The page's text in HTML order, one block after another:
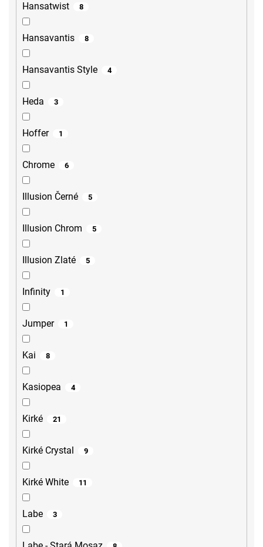
Hansatwist 8
Hansavantis 8
Hansavantis Style 4
Heda 3
Hoffer 1
Chrome 6
Illusion Černé 5
Illusion Chrom 5
Illusion Zlaté 5
Infinity 1
Jumper 1
Kai 8
Kasiopea 4
Kirké 21
Kirké Crystal 9
Kirké White 11
Labe 3